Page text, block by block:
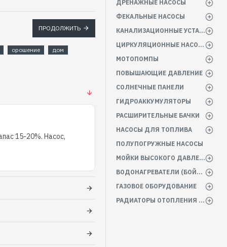
ПРОДОЛЖИТЬ
орошение
дом
15-20%. Насос,
ДРЕНАЖНЫЕ НАСОСЫ
ФЕКАЛЬНЫЕ НАСОСЫ
КАНАЛИЗАЦИОННЫЕ УСТАНОВКИ
ЦИРКУЛЯЦИОННЫЕ НАСОСЫ
МОТОПОМПЫ
ПОВЫШАЮЩИЕ ДАВЛЕНИЕ
СОЛНЕЧНЫЕ ПАНЕЛИ
ГИДРОАККУМУЛЯТОРЫ
РАСШИРИТЕЛЬНЫЕ БАЧКИ
НАСОСЫ ДЛЯ ТОПЛИВА
ПОЛУПОГРУЖНЫЕ НАСОСЫ
МОЙКИ ВЫСОКОГО ДАВЛЕНИЯ
ВОДОНАГРЕВАТЕЛИ (БОЙЛЕРА)
ГАЗОВОЕ ОБОРУДОВАНИЕ
РАДИАТОРЫ ОТОПЛЕНИЯ БАТАРЕИ